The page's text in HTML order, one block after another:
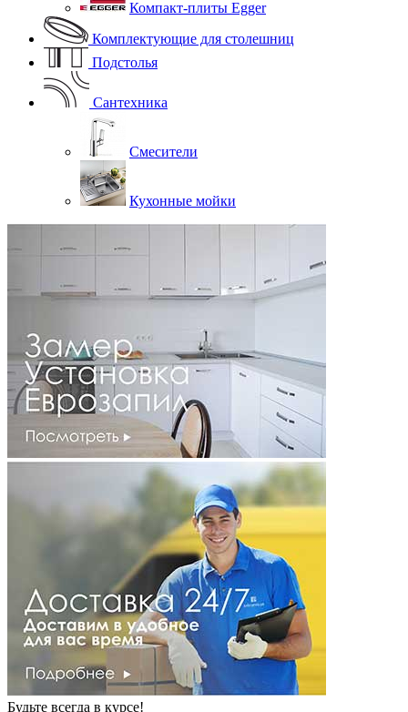
Компакт-плиты Egger
Комплектующие для столешниц
Подстолья
Сантехника
Смесители
Кухонные мойки
Будьте всегда в курсе!